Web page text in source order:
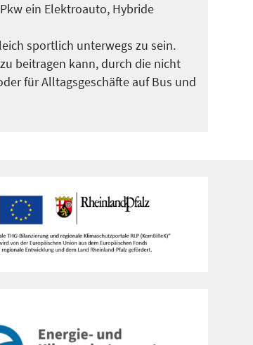
ein Elektroauto, Hybride
sportlich unterwegs zu sein.
beitragen kann, durch die nicht
für Alltagsgeschäfte auf Bus und